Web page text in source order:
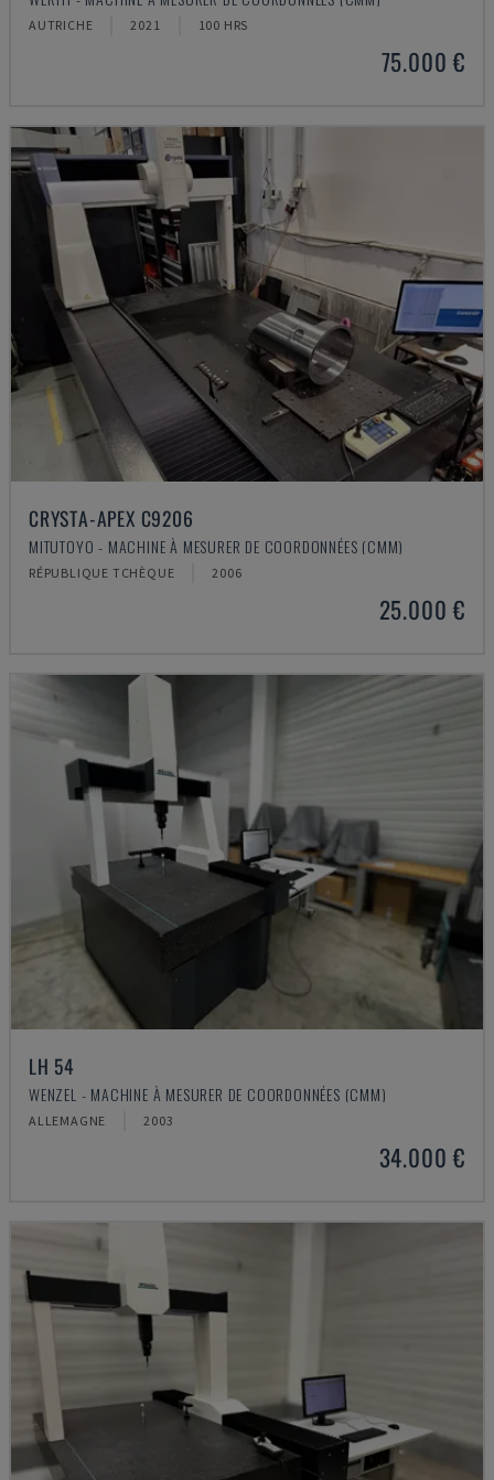
AUTRICHE 2021 100 HRS
75.000 €
CRYSTA-APEX C9206
MITUTOYO - MACHINE À MESURER DE COORDONNÉES (CMM)
RÉPUBLIQUE TCHÈQUE 2006
25.000 €
LH 54
WENZEL - MACHINE À MESURER DE COORDONNÉES (CMM)
ALLEMAGNE 2003
34.000 €